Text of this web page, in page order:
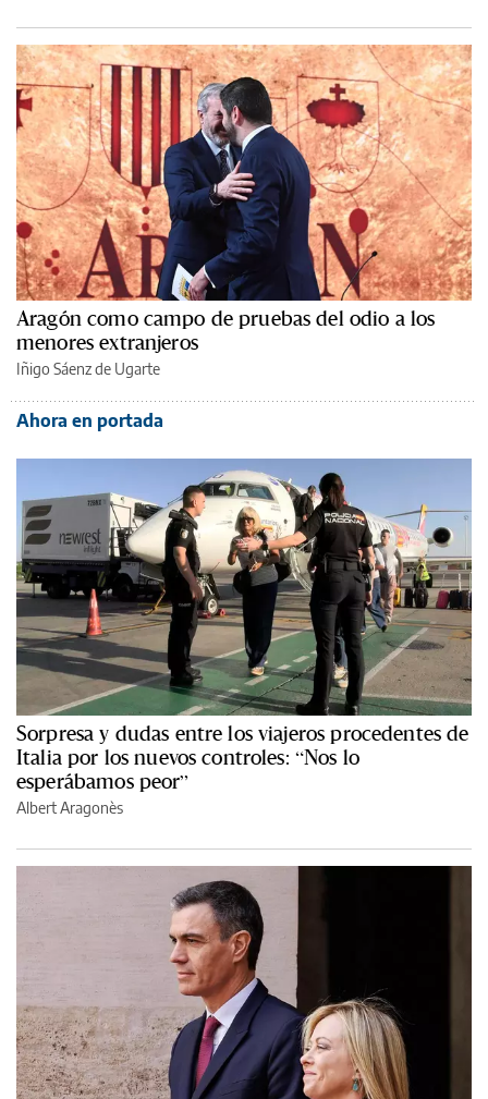
Aragón como campo de pruebas del odio a los
menores extranjeros
Iñigo Sáenz de Ugarte
Ahora en portada
Sorpresa y dudas entre los viajeros procedentes de
Italia por los nuevos controles: “Nos lo
esperábamos peor”
Albert Aragonès